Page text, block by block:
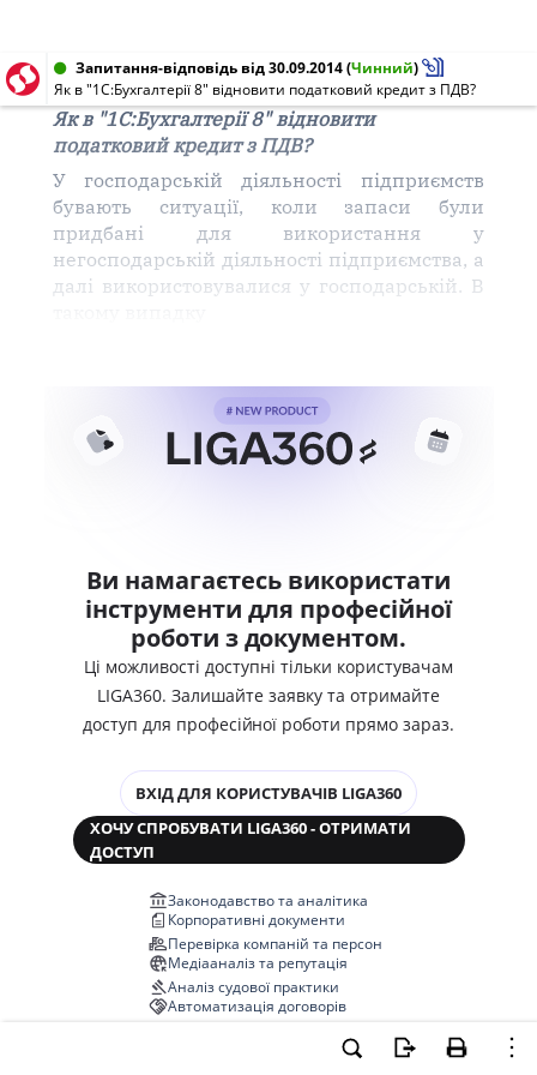
Запитання-відповідь від 30.09.2014(Чинний)
Як в "1С:Бухгалтерії 8" відновити податковий кредит з ПДВ?
Як в "1С:Бухгалтерії 8" відновити
податковий кредит з ПДВ?
У господарській діяльності
підприємств
бувають ситуації, коли запаси були
придбанідля використання у
негосподарській діяльності підприємства, а
далі використовувалися у господарській. В
Ви намагаєтесь використати
інструменти для професійної
роботи з документом.
Ці можливості доступні тільки користувачам
LIGA360. Залишайте заявку та отримайте
доступ для професійної роботи прямо зараз.
ВХІД ДЛЯ КОРИСТУВАЧІВ LIGA360
ХОЧУ СПРОБУВАТИ LIGA360 - ОТРИМАТИ
ДОСТУП
Законодавство та аналітика
Корпоративні документи
Перевірка компаній та персон
Медіааналіз та репутація
Аналіз судової практики
Автоматизація договорів
НОВА LIGA360 ЗМІНЮЄ ВСЕ!